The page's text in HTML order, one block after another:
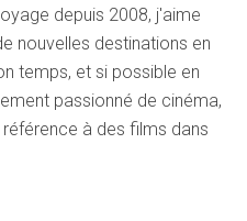
depuis 2008, j'aime
nouvelles destinations en
temps, et si possible en
passionné de cinéma,
à des films dans